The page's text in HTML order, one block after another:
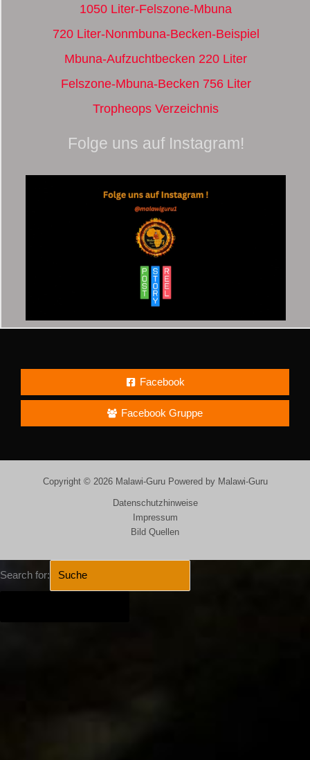
1050 Liter-Felszone-Mbuna
720 Liter-Nonmbuna-Becken-Beispiel
Mbuna-Aufzuchtbecken 220 Liter
Felszone-Mbuna-Becken 756 Liter
Tropheops Verzeichnis
Folge uns auf Instagram!
Facebook
Facebook Gruppe
Copyright © 2026 Malawi-Guru Powered by Malawi-Guru
Datenschutzhinweise
Impressum
Bild Quellen
Search for: